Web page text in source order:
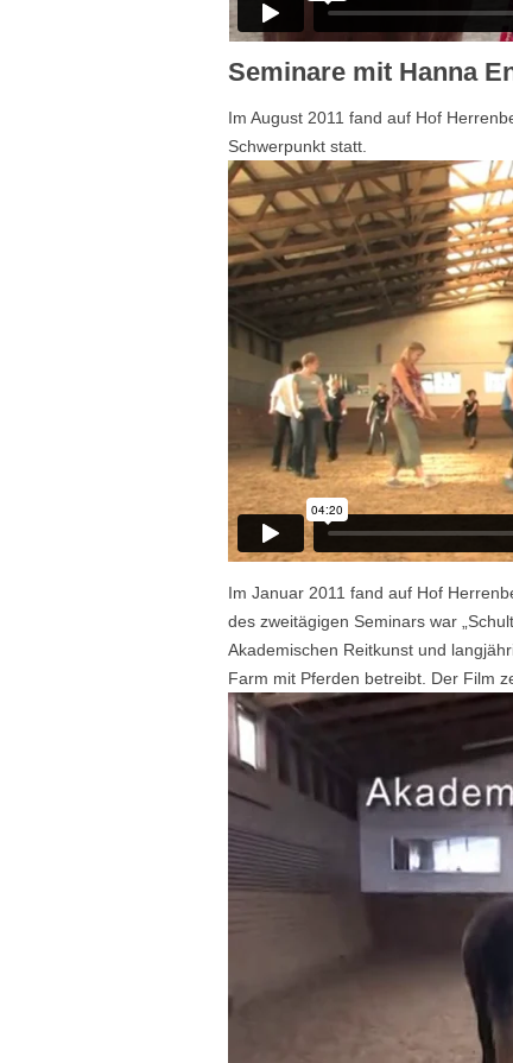
Seminare mit Hanna
Im August 2011 fand auf Hof
Schwerpunkt statt.
Im Januar 2011 fand auf Hof
des zweitägigen Seminars war
Akademischen Reitkunst und
Farm mit Pferden betreibt. Der Film